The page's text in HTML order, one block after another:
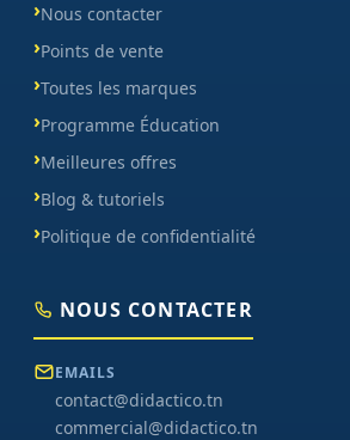
Nous contacter
Points de vente
Toutes les marques
Programme Éducation
Meilleures offres
Blog & tutoriels
Politique de confidentialité
NOUS CONTACTER
EMAILS
contact@didactico.tn
commercial@didactico.tn